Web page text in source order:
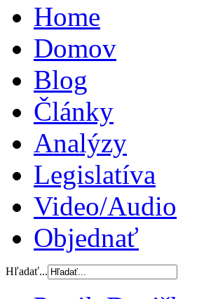
Home
Domov
Blog
Články
Analýzy
Legislatíva
Video/Audio
Objednať
Hľadať...